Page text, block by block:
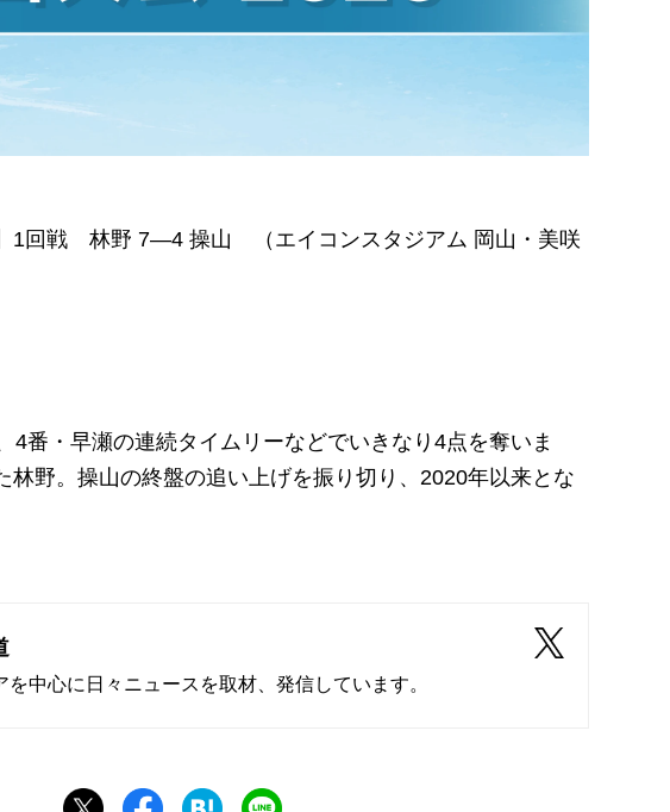
】1回戦 林野 7―4 操山 （エイコンスタジアム 岡山・美咲
番・早瀬の連続タイムリーなどでいきなり4点を奪いま
林野。操山の終盤の追い上げを振り切り、2020年以来とな
を中心に日々ニュースを取材、発信しています。